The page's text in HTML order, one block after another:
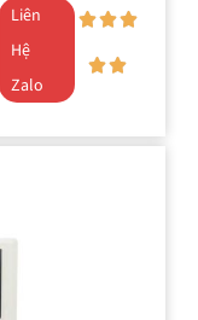
Liên
Hệ
Zalo